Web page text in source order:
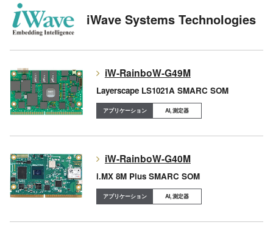
iWave Systems Technologies
iW-RainboW-G49M
Layerscape LS1021A SMARC SOM
AI, 測定器
iW-RainboW-G40M
i.MX 8M Plus SMARC SOM
AI, 測定器